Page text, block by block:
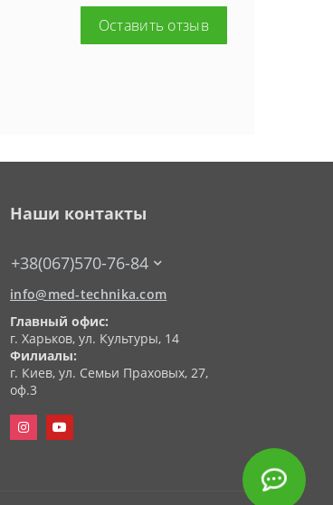
Оставить отзыв
Наши контакты
+38(067)570-76-84
info@med-technika.com
Главный офис:
г. Харьков, ул. Культуры, 14
Филиалы:
г. Киев, ул. Семьи Праховых, 27,
оф.3